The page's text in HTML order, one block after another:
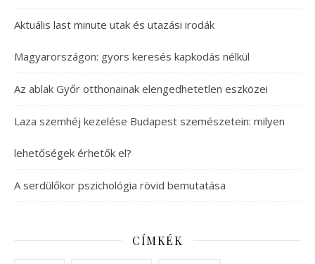
Aktuális last minute utak és utazási irodák
Magyarországon: gyors keresés kapkodás nélkül
Az ablak Győr otthonainak elengedhetetlen eszközei
Laza szemhéj kezelése Budapest szemészetein: milyen
lehetőségek érhetők el?
A serdülőkor pszichológia rövid bemutatása
CÍMKÉK